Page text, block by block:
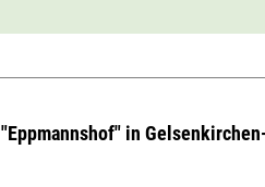
"Eppmannshof" in